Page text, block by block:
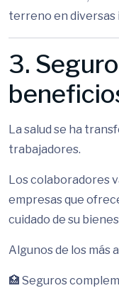
terreno en diversas
3.
La salud se ha
trabajadores.
Los colaboradores
empresas que
cuidado de su
Algunos de los más
🏥 Seguros